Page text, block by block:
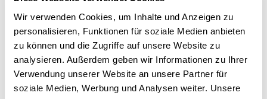
Wir verwenden Cookies, um Inhalte und Anzeigen zu
personalisieren, Funktionen für soziale Medien anbieten
zu können und die Zugriffe auf unsere Website zu
analysieren. Außerdem geben wir Informationen zu Ihrer
Verwendung unserer Website an unsere Partner für
soziale Medien, Werbung und Analysen weiter. Unsere
Dieses Produkt ist exklusiv in unseren Filialen erhältlich. Prüfen Sie
mit einem Klick auf „Vor Ort verfügbar?", wo Ihre Größe vorrätig ist.